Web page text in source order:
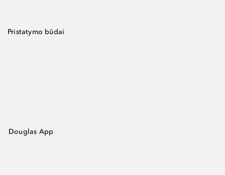
Pristatymo būdai
Douglas App